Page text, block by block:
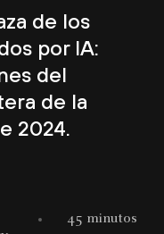
de los
por IA:
del
de la
2024.
45 minutos